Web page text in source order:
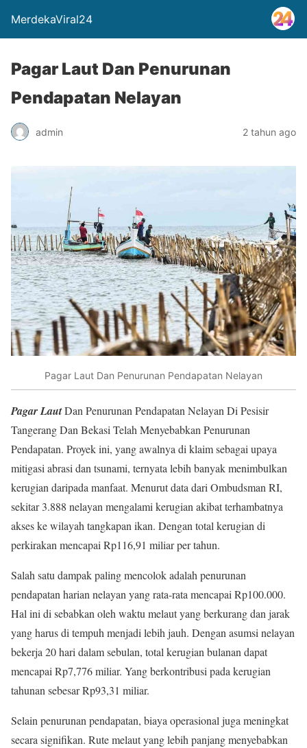
MerdekaViral24
Pagar Laut Dan Penurunan
Pendapatan Nelayan
admin 2 tahun ago
Pagar Laut Dan Penurunan Pendapatan Nelayan
Pagar LautDan Penurunan Pendapatan Nelayan Di Pesisir
Tangerang Dan Bekasi Telah Menyebabkan Penurunan
Pendapatan. Proyek ini, yang awalnya di klaim sebagai upaya
mitigasi abrasi dan tsunami, ternyata lebih banyak menimbulkan
kerugian daripada manfaat. Menurut data dari Ombudsman RI,
sekitar 3.888 nelayan mengalami kerugian akibat terhambatnya
akses ke wilayah tangkapan ikan. Dengan total kerugian di
perkirakan mencapai Rp116,91 miliar per tahun.
Salah satu dampak paling mencolok adalah penurunan
pendapatan harian nelayan yang rata-rata mencapai Rp100.000.
Hal ini di sebabkan oleh waktu melaut yang berkurang dan jarak
yang harus di tempuh menjadi lebih jauh. Dengan asumsi nelayan
bekerja 20 hari dalam sebulan, total kerugian bulanan dapat
mencapai Rp7,776 miliar. Yang berkontribusi pada kerugian
tahunan sebesar Rp93,31 miliar.
Selain penurunan pendapatan, biaya operasional juga meningkat
secara signifikan. Rute melaut yang lebih panjang menyebabkan